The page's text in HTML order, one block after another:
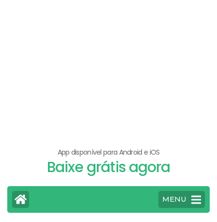
App disponível para Android e iOS
Baixe grátis agora
MENU